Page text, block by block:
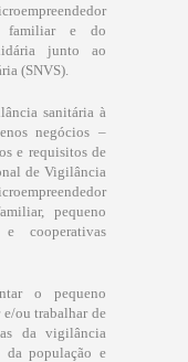
familiar e do
junto ao
(SNVS).
sanitária à
negócios –
e requisitos de
de Vigilância
pequeno
cooperativas
o pequeno
ou trabalhar de
da vigilância
da população e